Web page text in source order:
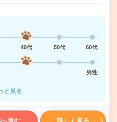
40代 50代
60代
男性
と見る